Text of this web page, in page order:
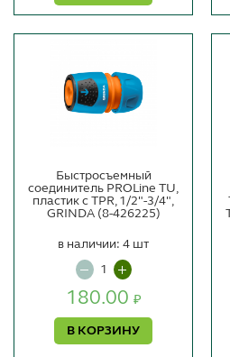
Быстросъемный
соединитель PROLine TU,
пластик с TPR, 1/2"-3/4",
GRINDA (8-426225)
180.00 ₽
В КОРЗИНУ
в наличии: 4 шт